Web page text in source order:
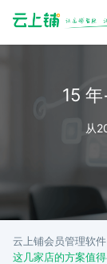
15
从
云上铺会员管理软
这几家店的方案值